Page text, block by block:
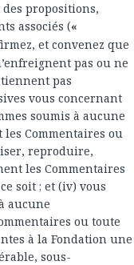
propositions,
associés («
et convenez que
pas ou ne
pas
vous concernant
soumis à aucune
Commentaires ou
reproduire,
les Commentaires
soit ; et (iv) vous
aucune
ou toute
à la Fondation une
sous-